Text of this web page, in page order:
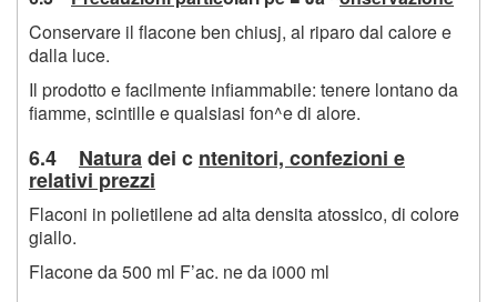
Conservare il flacone ben chiusj, al riparo dal calore e
dalla luce.
Il prodotto e facilmente infiammabile: tenere lontano da
fiamme, scintille e qualsiasi fon^e di alore.
6.4 Naturadei c ntenitori, confezioni e
relativi prezzi
Flaconi in polietilene ad alta densita atossico, di colore
giallo.
Flacone da 500 ml F’ac. ne da i000 ml